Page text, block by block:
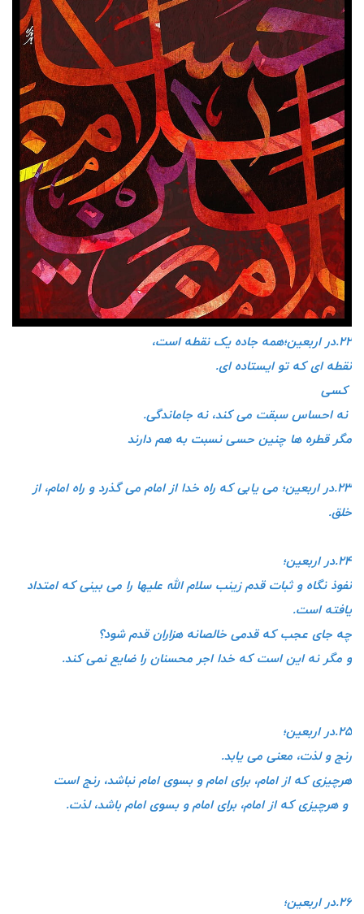
۲۲.در اربعین؛همه جاده یک نقطه است،
نقطه ای که تو ایستاده ای.
کسی
نه احساس سبقت می کند، نه جاماندگی.
مگر قطره ها چنین حسی نسبت به هم دارند
۲۳.در اربعین؛ می یابی که راه خدا از امام می گذرد و راه امام، از
خلق.
۲۴.در اربعین؛
نفوذ نگاه و ثبات قدم زینب سلام الله علیها را می بینی که امتداد
یافته است.
چه جای عجب که قدمی خالصانه هزاران قدم شود؟
و مگر نه این است که خدا اجر محسنان را ضایع نمی کند.
۲۵.در اربعین؛
رنج و لذت، معنی می یابد.
هرچیزی که از امام، برای امام و بسوی امام نباشد، رنج است
و هرچیزی که از امام، برای امام و بسوی امام باشد، لذت.
۲۶.در اربعین؛